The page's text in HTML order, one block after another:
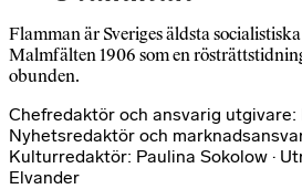
Flamman är Sveriges äldsta
Malmfälten 1906 som en
obunden.
Chefredaktör och ansvarig utgivare:
Nyhetsredaktör och
Kulturredaktör: Paulina Sokolow ·
Elvander